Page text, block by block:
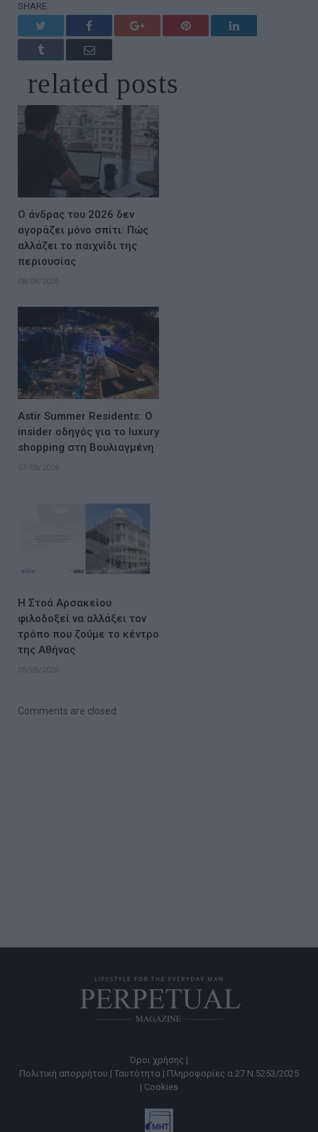
SHARE.
Facebook Google+ Pinterest LinkedIn
Tumblr Email
related posts
Ο άνδρας του 2026 δεν
αγοράζει μόνο σπίτι: Πώς
αλλάζει το παιχνίδι της
περιουσίας
08/08/2026
Astir Summer Residents: Ο
insider οδηγός για το luxury
shopping στη Βουλιαγμένη
07/08/2026
Η Στοά Αρσακείου
φιλοδοξεί να αλλάξει τον
τρόπο που ζούμε το κέντρο
της Αθήνας
05/08/2026
Comments are closed.
Όροι χρήσης |
Πολιτική απορρήτου | Ταυτότητα | Πληροφορίες α.27 Ν.5253/2025
| Cookies